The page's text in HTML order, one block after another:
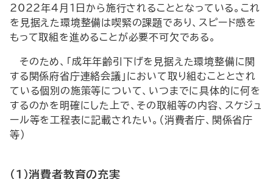
2022年４月１日から施行されることとなっている。これ
を見据えた環境整備は喫緊の課題であり、スピード感を
もって取組を進めることが必要不可欠である。
そのため、「成年年齢引下げを見据えた環境整備に関
する関係府省庁連絡会議」において取り組むこととされ
ている個別の施策等について、いつまでに具体的に何を
するのかを明確にした上で、その取組等の内容、スケジュ
ール等を工程表に記載されたい。（消費者庁、関係省庁
等）
（１）消費者教育の充実